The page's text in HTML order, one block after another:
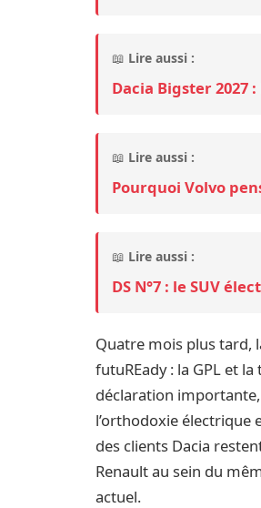
📖 Lire aussi :
Dacia Bigster 2027
📖 Lire aussi :
Pourquoi Volvo
📖 Lire aussi :
DS N°7 : le SUV
Quatre mois plus tard,
futuREady : la GPL et
déclaration importante,
l’orthodoxie électrique
des clients Dacia
Renault au sein du
actuel.